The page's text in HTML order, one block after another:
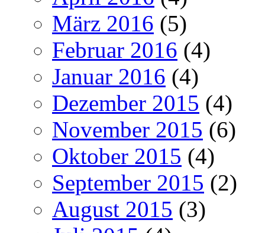
März 2016 (5)
Februar 2016 (4)
Januar 2016 (4)
Dezember 2015 (4)
November 2015 (6)
Oktober 2015 (4)
September 2015 (2)
August 2015 (3)